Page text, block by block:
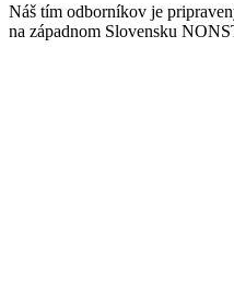
Náš tím odborníkov je
na západnom Slovensku